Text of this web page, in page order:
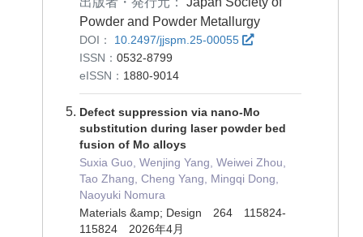
Powder and Powder Metallurgy
DOI：
10.2497/jjspm.25-00055
ISSN： 0532-8799
eISSN： 1880-9014
Defect suppression via nano-Mo
substitution during laser powder bed
fusion of Mo alloys
Suxia Guo, Wenjing Yang, Weiwei Zhou,
Tao Zhang, Cheng Yang, Mingqi Dong,
Naoyuki Nomura
Materials &amp; Design 264 115824-
115824 2026年4月